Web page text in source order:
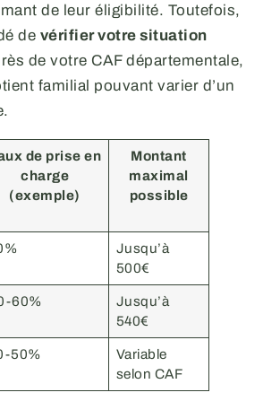
de leur éligibilité. Toutefois,
de vérifier votre situation
de votre CAF départementale,
familial pouvant varier d’un
de prise en
charge
(exemple)
Montant
maximal
possible
Jusqu’à
500€
60%
Jusqu’à
540€
50%
Variable
selon CAF